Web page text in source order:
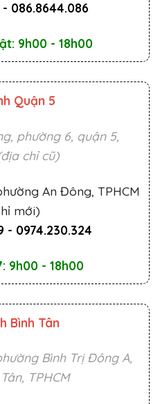
- 086.8644.086
9h00 - 18h00
Quận 5
phường 6, quận 5,
chỉ cũ)
An Đông, TPHCM
mới)
- 0974.230.324
9h00 - 18h00
Bình Tân
Bình Trị Đông A,
TPHCM